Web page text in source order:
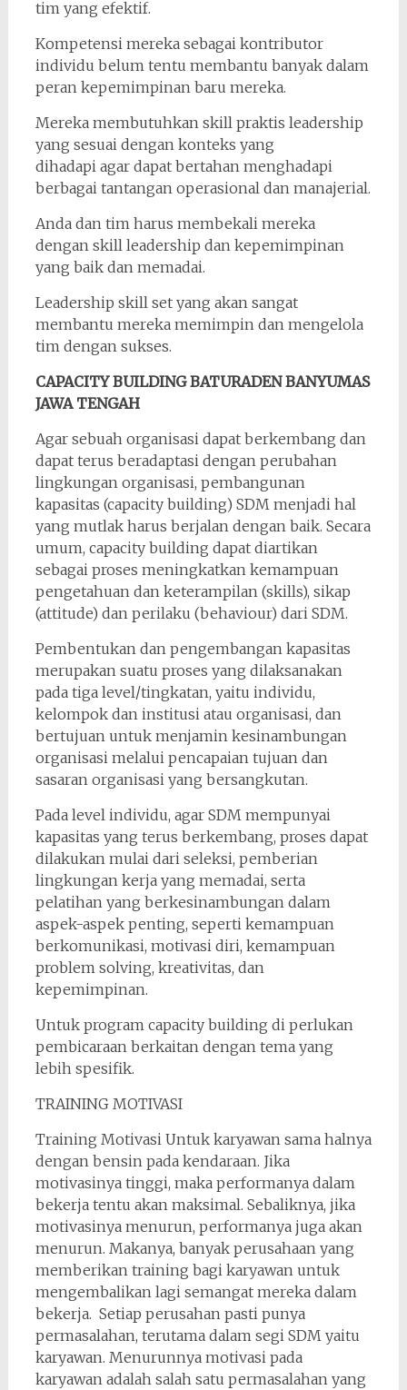
tim yang efektif.
Kompetensi mereka sebagai kontributor
individu belum tentu membantu banyak dalam
peran kepemimpinan baru mereka.
Mereka membutuhkan skill praktis leadership
yang sesuai dengan konteks yang
dihadapi agar dapat bertahan menghadapi
berbagai tantangan operasional dan manajerial.
Anda dan tim harus membekali mereka
dengan skill leadership dan kepemimpinan
yang baik dan memadai.
Leadership skill set yang akan sangat
membantu mereka memimpin dan mengelola
tim dengan sukses.
CAPACITY BUILDING BATURADEN BANYUMAS
JAWA TENGAH
Agar sebuah organisasi dapat berkembang dan
dapat terus beradaptasi dengan perubahan
lingkungan organisasi, pembangunan
kapasitas (capacity building) SDM menjadi hal
yang mutlak harus berjalan dengan baik. Secara
umum, capacity building dapat diartikan
sebagai proses meningkatkan kemampuan
pengetahuan dan keterampilan (skills), sikap
(attitude) dan perilaku (behaviour) dari SDM.
Pembentukan dan pengembangan kapasitas
merupakan suatu proses yang dilaksanakan
pada tiga level/tingkatan, yaitu individu,
kelompok dan institusi atau organisasi, dan
bertujuan untuk menjamin kesinambungan
organisasi melalui pencapaian tujuan dan
sasaran organisasi yang bersangkutan.
Pada level individu, agar SDM mempunyai
kapasitas yang terus berkembang, proses dapat
dilakukan mulai dari seleksi, pemberian
lingkungan kerja yang memadai, serta
pelatihan yang berkesinambungan dalam
aspek-aspek penting, seperti kemampuan
berkomunikasi, motivasi diri, kemampuan
problem solving, kreativitas, dan
kepemimpinan.
Untuk program capacity building di perlukan
pembicaraan berkaitan dengan tema yang
lebih spesifik.
TRAINING MOTIVASI
Training Motivasi Untuk karyawan sama halnya
dengan bensin pada kendaraan. Jika
motivasinya tinggi, maka performanya dalam
bekerja tentu akan maksimal. Sebaliknya, jika
motivasinya menurun, performanya juga akan
menurun. Makanya, banyak perusahaan yang
memberikan training bagi karyawan untuk
mengembalikan lagi semangat mereka dalam
bekerja. Setiap perusahan pasti punya
permasalahan, terutama dalam segi SDM yaitu
karyawan. Menurunnya motivasi pada
karyawan adalah salah satu permasalahan yang